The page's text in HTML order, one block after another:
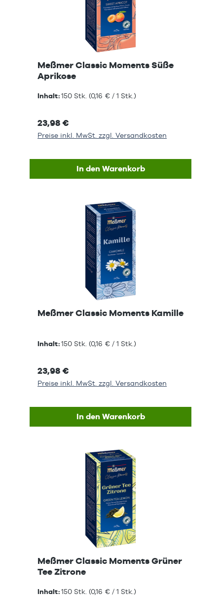
Meßmer Classic Moments Süße
Aprikose
Inhalt:150 Stk. (0,16 € / 1 Stk.)
23,98 €
Preise inkl. MwSt. zzgl. Versandkosten
In den Warenkorb
Meßmer Classic Moments Kamille
Inhalt:150 Stk. (0,16 € / 1 Stk.)
23,98 €
Preise inkl. MwSt. zzgl. Versandkosten
In den Warenkorb
Meßmer Classic Moments Grüner
Tee Zitrone
Inhalt:150 Stk. (0,16 € / 1 Stk.)